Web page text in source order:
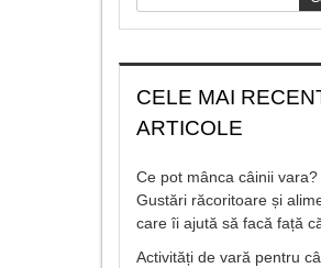
CELE MAI
ARTICOLE
Ce pot mânca câinii vara?
Gustări răcoritoare și
care îi ajută să facă față
Activități de vară pentru